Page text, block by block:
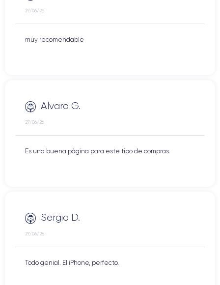
27/06/26
muy recomendable
Alvaro G.
27/06/26
Es una buena página para este tipo de compras.
Sergio D.
27/06/26
Todo genial. El iPhone, perfecto.